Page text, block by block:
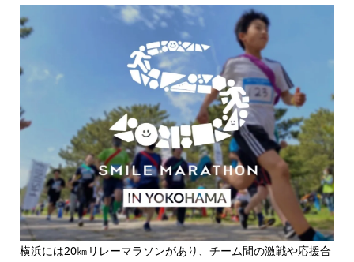
横浜には20㎞リレーマラソンがあり、チーム間の激戦や応援合